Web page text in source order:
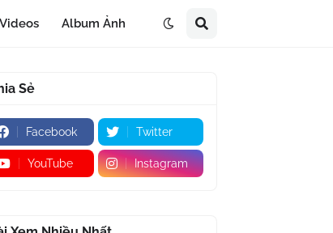
Videos Album Ảnh
Sẻ
Facebook Twitter
YouTube Instagram